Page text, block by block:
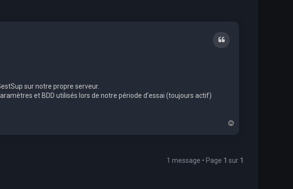
Citation
sur notre propre serveur.
et BDD utilisés lors de notre période d'essai (toujours actif)
a
1 message • Page 1 sur 1